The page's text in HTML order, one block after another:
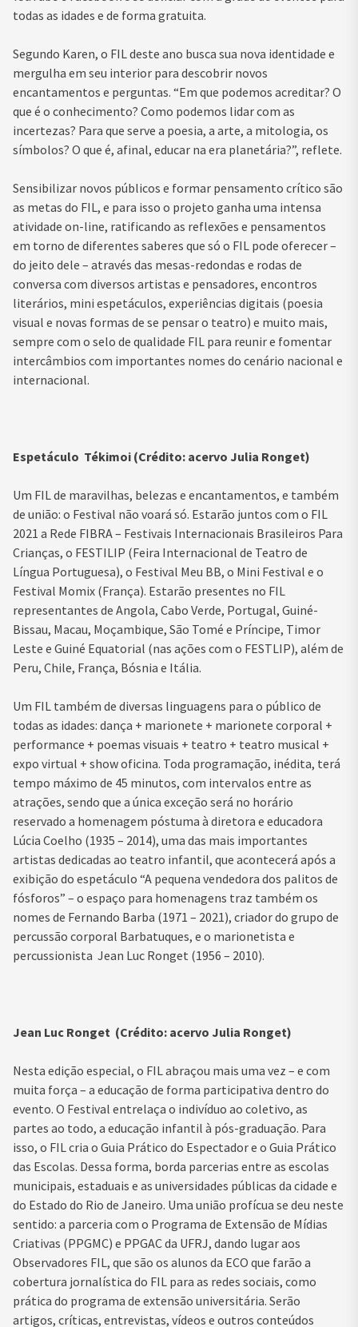
todas as idades e de forma gratuita.
Segundo Karen, o FIL deste ano busca sua nova identidade e
mergulha em seu interior para descobrir novos
encantamentos e perguntas. “Em que podemos acreditar? O
que é o conhecimento? Como podemos lidar com as
incertezas? Para que serve a poesia, a arte, a mitologia, os
símbolos? O que é, afinal, educar na era planetária?”, reflete.
Sensibilizar novos públicos e formar pensamento crítico são
as metas do FIL, e para isso o projeto ganha uma intensa
atividade on-line, ratificando as reflexões e pensamentos
em torno de diferentes saberes que só o FIL pode oferecer –
do jeito dele – através das mesas-redondas e rodas de
conversa com diversos artistas e pensadores, encontros
literários, mini espetáculos, experiências digitais (poesia
visual e novas formas de se pensar o teatro) e muito mais,
sempre com o selo de qualidade FIL para reunir e fomentar
intercâmbios com importantes nomes do cenário nacional e
internacional.
Espetáculo Tékimoi (Crédito: acervo Julia Ronget)
Um FIL de maravilhas, belezas e encantamentos, e também
de união: o Festival não voará só. Estarão juntos com o FIL
2021 a Rede FIBRA – Festivais Internacionais Brasileiros Para
Crianças, o FESTILIP (Feira Internacional de Teatro de
Língua Portuguesa), o Festival Meu BB, o Mini Festival e o
Festival Momix (França). Estarão presentes no FIL
representantes de Angola, Cabo Verde, Portugal, Guiné-
Bissau, Macau, Moçambique, São Tomé e Príncipe, Timor
Leste e Guiné Equatorial (nas ações com o FESTLIP), além de
Peru, Chile, França, Bósnia e Itália.
Um FIL também de diversas linguagens para o público de
todas as idades: dança + marionete + marionete corporal +
performance + poemas visuais + teatro + teatro musical +
expo virtual + show oficina. Toda programação, inédita, terá
tempo máximo de 45 minutos, com intervalos entre as
atrações, sendo que a única exceção será no horário
reservado a homenagem póstuma à diretora e educadora
Lúcia Coelho (1935 – 2014), uma das mais importantes
artistas dedicadas ao teatro infantil, que acontecerá após a
exibição do espetáculo “A pequena vendedora dos palitos de
fósforos” – o espaço para homenagens traz também os
nomes de Fernando Barba (1971 – 2021), criador do grupo de
percussão corporal Barbatuques, e o marionetista e
percussionista Jean Luc Ronget (1956 – 2010).
Jean Luc Ronget (Crédito: acervo Julia Ronget)
Nesta edição especial, o FIL abraçou mais uma vez – e com
muita força – a educação de forma participativa dentro do
evento. O Festival entrelaça o indivíduo ao coletivo, as
partes ao todo, a educação infantil à pós-graduação. Para
isso, o FIL cria o Guia Prático do Espectador e o Guia Prático
das Escolas. Dessa forma, borda parcerias entre as escolas
municipais, estaduais e as universidades públicas da cidade e
do Estado do Rio de Janeiro. Uma união profícua se deu neste
sentido: a parceria com o Programa de Extensão de Mídias
Criativas (PPGMC) e PPGAC da UFRJ, dando lugar aos
Observadores FIL, que são os alunos da ECO que farão a
cobertura jornalística do FIL para as redes sociais, como
prática do programa de extensão universitária. Serão
artigos, críticas, entrevistas, vídeos e outros conteúdos